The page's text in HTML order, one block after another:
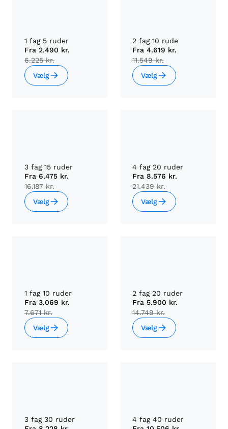
1 fag 5 ruder
Fra 2.490 kr.
6.225 kr.
Vælg
2 fag 10 rude
Fra 4.619 kr.
11.549 kr.
Vælg
3 fag 15 ruder
Fra 6.475 kr.
16.187 kr.
Vælg
4 fag 20 ruder
Fra 8.576 kr.
21.439 kr.
Vælg
1 fag 10 ruder
Fra 3.069 kr.
7.671 kr.
Vælg
2 fag 20 ruder
Fra 5.900 kr.
14.749 kr.
Vælg
3 fag 30 ruder
4 fag 40 ruder